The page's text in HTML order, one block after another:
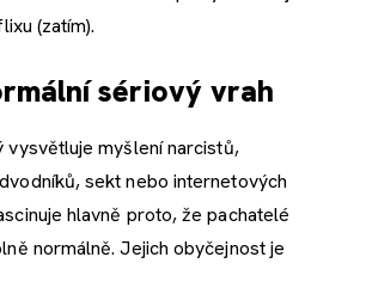
(zatím).
sériový vrah
vysvětluje myšlení narcistů,
sekt nebo internetových
hlavně proto, že pachatelé
normálně. Jejich obyčejnost je